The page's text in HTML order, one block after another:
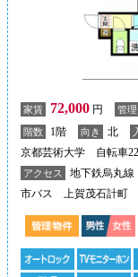
家賃 72,000 円 管
階数 1階 向き 北
京都芸術大学 自転車22
アクセス
地下鉄烏丸
市バス 上賀茂石計町